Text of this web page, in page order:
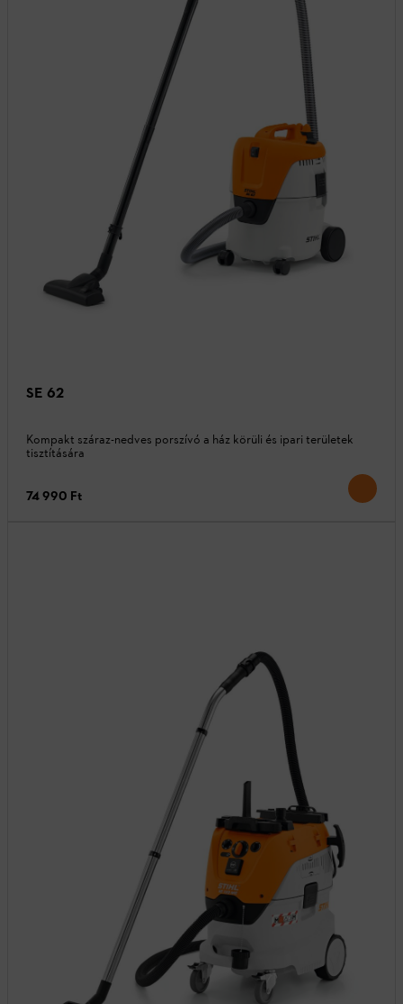
SE 62
Kompakt száraz-nedves porszívó a ház körüli és ipari területek
tisztítására
74 990 Ft